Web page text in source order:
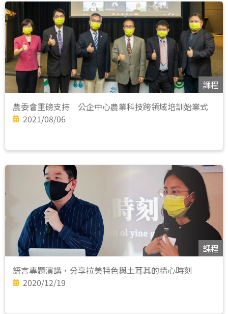
課程
農委會重磅支持 公企中心農業科技跨領域培訓始業式
2021/08/06
課程
語言專題演講，分享拉美特色與土耳其的精心時刻
2020/12/19